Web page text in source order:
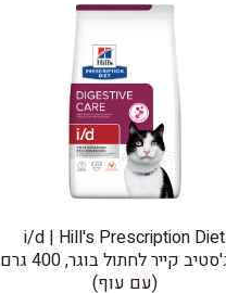
i/d | Hill's Prescription Diet
דייג'סטיב קייר לחתול בוגר, 400 גרם
(עם עוף)